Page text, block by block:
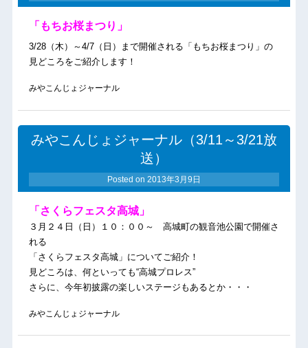
「もちお桜まつり」
3/28（木）～4/7（日）まで開催される「もちお桜まつり」の
見どころをご紹介します！
みやこんじょジャーナル
みやこんじょジャーナル（3/11～3/21放
送）
Posted on 2013年3月9日
「さくらフェスタ高城」
３月２４日（日）１０：００～ 高城町の観音池公園で開催さ
れる
「さくらフェスタ高城」についてご紹介！
見どころは、何といっても“高城プロレス”
さらに、今年初披露の楽しいステージもあるとか・・・
みやこんじょジャーナル